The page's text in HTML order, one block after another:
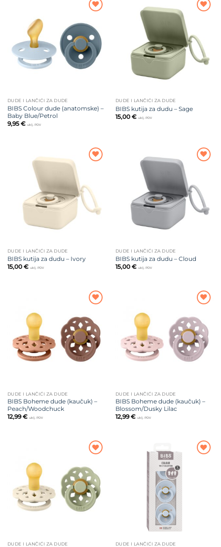
na listu
želja
DUDE I LANČIĆI ZA DUDE
BIBS Colour dude (anatomske) –
Baby Blue/Petrol
9,95 € uklj. PDV
DUDE I LANČIĆI ZA DUDE
BIBS kutija za dudu – Sage
15,00 € uklj. PDV
DUDE I LANČIĆI ZA DUDE
BIBS kutija za dudu – Ivory
15,00 € uklj. PDV
DUDE I LANČIĆI ZA DUDE
BIBS kutija za dudu – Cloud
15,00 € uklj. PDV
na listu
želja
DUDE I LANČIĆI ZA DUDE
BIBS Boheme dude (kaučuk) –
Peach/Woodchuck
12,99€ uklj. PDV
na listu
želja
DUDE I LANČIĆI ZA DUDE
BIBS Boheme dude (kaučuk) –
Blossom/Dusky Lilac
12,99€ uklj. PDV
na listu
želja
DUDE I LANČIĆI ZA DUDE DUDE I LANČIĆI ZA DUDE